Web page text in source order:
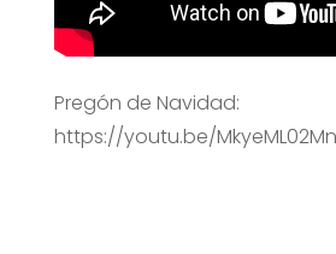
Pregón de Navidad:
https://youtu.be/